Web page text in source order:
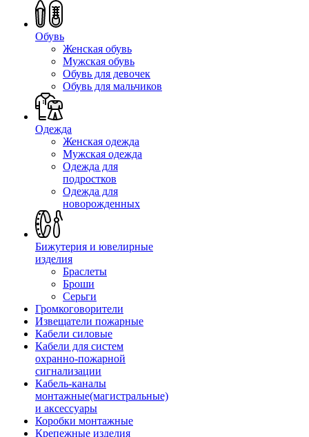
Обувь
Женская обувь
Мужская обувь
Обувь для девочек
Обувь для мальчиков
Одежда
Женская одежда
Мужская одежда
Одежда для
подростков
Одежда для
новорожденных
Бижутерия и ювелирные
изделия
Браслеты
Броши
Серьги
Громкоговорители
Извещатели пожарные
Кабели силовые
Кабели для систем
охранно-пожарной
сигнализации
Кабель-каналы
монтажные(магистральные)
и аксессуары
Коробки монтажные
Крепежные изделия